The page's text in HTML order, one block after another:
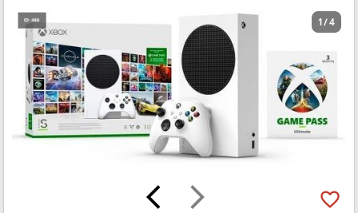
1 / 4
arrow_forward_ios
arrow_back_ios favorite_border